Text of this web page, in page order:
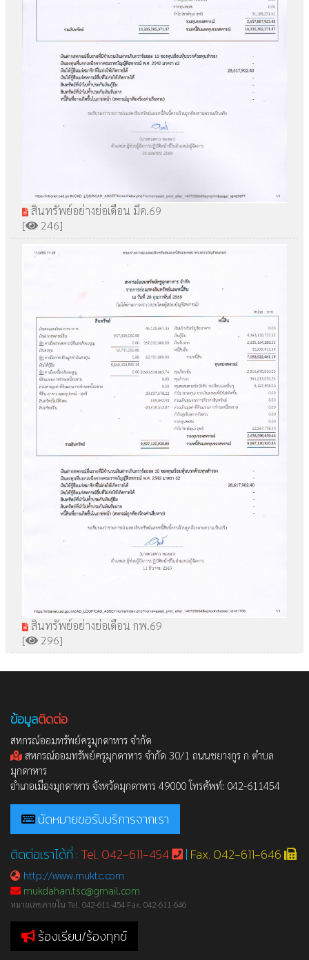
สินทรัพย์อย่างย่อเดือน มีค.69
[
246]
สินทรัพย์อย่างย่อเดือน กพ.69
[
296]
ข้อมูลติดต่อ
สหกรณ์ออมทรัพย์ครูมุกดาหาร จำกัด
สหกรณ์ออมทรัพย์ครูมุกดาหาร จำกัด 30/1 ถนนชยางกูร ก ตำบล
มุกดาหาร
อำเภอเมืองมุกดาหาร จังหวัดมุกดาหาร 49000 โทรศัพท์: 042-611454
นัดหมายขอรับบริการจากเรา
ติดต่อเราได้ที่ : Tel. 042-611-454 | Fax. 042-611-646
http://www.muktc.com
mukdahan.tsc@gmail.com
หมายเลขภายใน Tel. 042-611-454 Fax. 042-611-646
ร้องเรียน/ร้องทุกข์